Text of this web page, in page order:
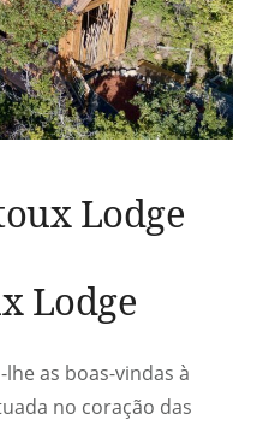
Lodge
Lodge
lhe as boas-vindas à
no coração das